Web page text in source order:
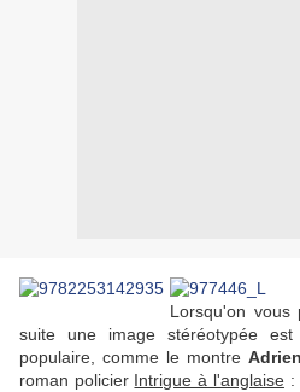
Lorsqu'on
suite une image stéréotypée
populaire, comme le montre
roman policier Intrigue à l'anglaise: